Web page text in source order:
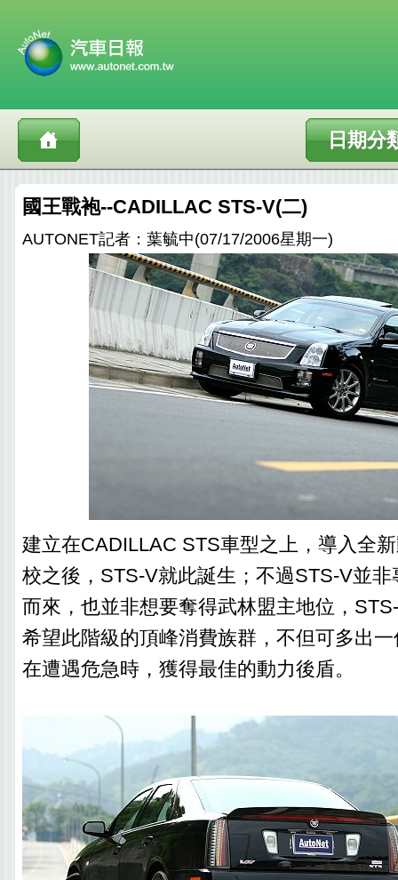
日期分
國王戰袍--CADILLAC STS-V(二)
AUTONET記者：葉毓中(07/17/2006星期一)
建立在CADILLAC STS車型之上，導入全
校之後，STS-V就此誕生；不過STS-V並
而來，也並非想要奪得武林盟主地位，
希望此階級的頂峰消費族群，不但可多出
在遭遇危急時，獲得最佳的動力後盾。